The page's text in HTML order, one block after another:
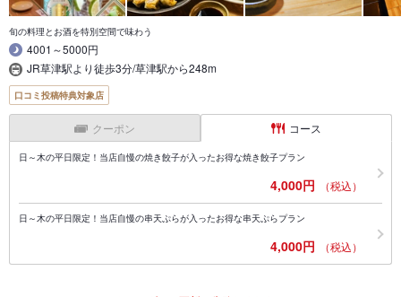
旬の料理とお酒を特別空間で味わう
4001～5000円
JR草津駅より徒歩3分/草津駅から248m
口コミ投稿特典対象店
クーポン コース
日～木の平日限定！当店自慢の焼き餃子が入ったお得な焼き餃子プラン
4,000円 （税込）
日～木の平日限定！当店自慢の串天ぷらが入ったお得な串天ぷらプラン
4,000円 （税込）